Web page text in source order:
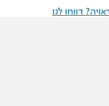
דווחו לנו